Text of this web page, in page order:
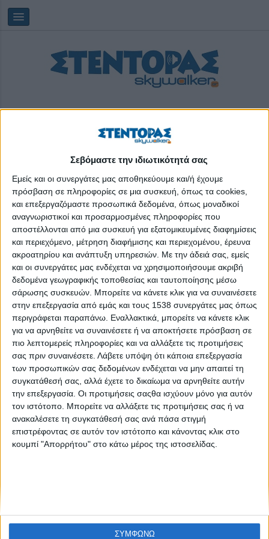
Σεβόμαστε την ιδιωτικότητά σας
Εμείς και οι συνεργάτες μας αποθηκεύουμε και/ή έχουμε
πρόσβαση σε πληροφορίες σε μια συσκευή, όπως τα cookies,
και επεξεργαζόμαστε προσωπικά δεδομένα, όπως μοναδικοί
αναγνωριστικοί και προσαρμοσμένες πληροφορίες που
αποστέλλονται από μια συσκευή για εξατομικευμένες διαφημίσεις
και περιεχόμενο, μέτρηση διαφήμισης και περιεχομένου, έρευνα
ακροατηρίου και ανάπτυξη υπηρεσιών. Με την άδειά σας, εμείς
και οι συνεργάτες μας ενδέχεται να χρησιμοποιήσουμε ακριβή
δεδομένα γεωγραφικής τοποθεσίας και ταυτοποίησης μέσω
σάρωσης συσκευών. Μπορείτε να κάνετε κλικ για να συναινέσετε
στην επεξεργασία από εμάς και τους 1538 συνεργάτες μας όπως
περιγράφεται παραπάνω. Εναλλακτικά, μπορείτε να κάνετε κλικ
για να αρνηθείτε να συναινέσετε ή να αποκτήσετε πρόσβαση σε
πιο λεπτομερείς πληροφορίες και να αλλάξετε τις προτιμήσεις
σας πριν συναινέσετε. Λάβετε υπόψη ότι κάποια επεξεργασία
των προσωπικών σας δεδομένων ενδέχεται να μην απαιτεί τη
συγκατάθεσή σας, αλλά έχετε το δικαίωμα να αρνηθείτε αυτήν
την επεξεργασία. Οι προτιμήσεις σαςθα ισχύουν μόνο για αυτόν
τον ιστότοπο. Μπορείτε να αλλάξετε τις προτιμήσεις σας ή να
ανακαλέσετε τη συγκατάθεσή σας ανά πάσα στιγμή
επιστρέφοντας σε αυτόν τον ιστότοπο και κάνοντας κλικ στο
κουμπί "Απορρήτου" στο κάτω μέρος της ιστοσελίδας.
ΣΥΜΦΩΝΩ
Πέμπτη, 06/08/2026 09:21:22
Λεονάρντο Ντα Βίντσι
Βρετανία: Στο φως τα αρχικά προσχέδια της «Παρθένου
των βράχων» του Λεονάρντο ντα Βίντσι
None feed
CONNECT
NEWSLETTER